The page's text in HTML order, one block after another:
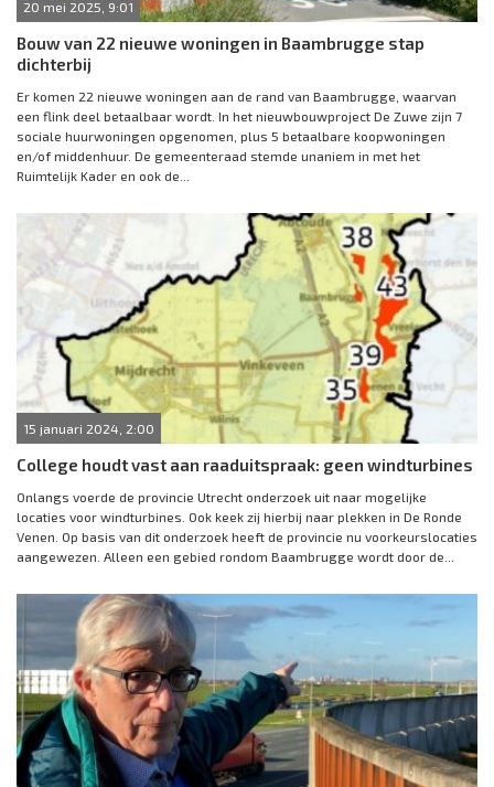
20 mei 2025, 9:01
Bouw van 22 nieuwe woningen in Baambrugge stap
dichterbij
Er komen 22 nieuwe woningen aan de rand van Baambrugge, waarvan
een flink deel betaalbaar wordt. In het nieuwbouwproject De Zuwe zijn 7
sociale huurwoningen opgenomen, plus 5 betaalbare koopwoningen
en/of middenhuur. De gemeenteraad stemde unaniem in met het
Ruimtelijk Kader en ook de...
15 januari 2024, 2:00
College houdt vast aan raaduitspraak: geen windturbines
Onlangs voerde de provincie Utrecht onderzoek uit naar mogelijke
locaties voor windturbines. Ook keek zij hierbij naar plekken in De Ronde
Venen. Op basis van dit onderzoek heeft de provincie nu voorkeurslocaties
aangewezen. Alleen een gebied rondom Baambrugge wordt door de...